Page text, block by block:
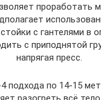
проработать
с гантелями в
с приподнятой
напрягая пресс.
подхода по 14-15